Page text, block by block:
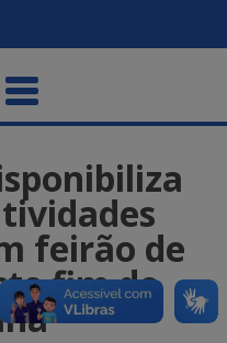
feirão de
fim de